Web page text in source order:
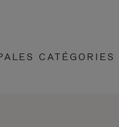
CATÉGORIES